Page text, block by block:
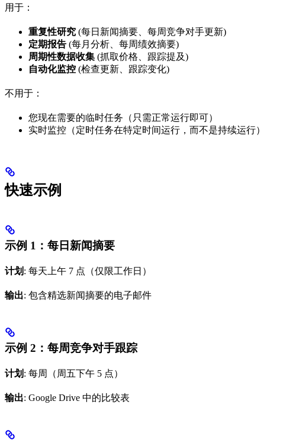
用于：
重复性研究 (每日新闻摘要、每周竞争对手更新)
定期报告 (每月分析、每周绩效摘要)
周期性数据收集 (抓取价格、跟踪提及)
自动化监控 (检查更新、跟踪变化)
不用于：
您现在需要的临时任务（只需正常运行即可）
实时监控（定时任务在特定时间运行，而不是持续运行）
快速示例
示例 1：每日新闻摘要
计划 : 每天上午 7 点（仅限工作日）
输出: 包含精选新闻摘要的电子邮件
示例 2：每周竞争对手跟踪
计划 : 每周（周五下午 5 点）
输出: Google Drive 中的比较表